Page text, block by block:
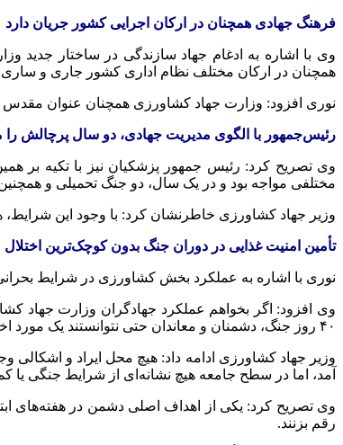
فرهنگ جهادی همچنان در ارکان اجرایی کشور جریان دارد
وی با اشاره به ادغام جهاد سازندگی در ساختار جدید
همچنان در ارکان مختلف نظام اداری کشور جاری و
نوری افزود: وزارت جهاد کشاورزی همچنان عنوان مقدس
رئیس‌جمهور با الگوی مدیریت جهادی، دو سال پرچالش را
وی تصریح کرد: رئیس جمهور پزشکیان نیز با تکیه بر
مختلفی مواجه بود و در یک سال، دو جنگ تحمیلی و
وزیر جهاد کشاورزی خاطرنشان کرد: با وجود این
تأمین امنیت غذایی در دوران جنگ بدون کوچک‌ترین اختلال
نوری با اشاره به عملکرد بخش کشاورزی در شرایط
وی افزود: اگر بخواهم عملکرد جهادگران وزارت جهاد
۴۰ روز جنگ، دشمنان و معاندان حتی نتوانستند یک مورد اختلال در تأمین کالاهای اساسی و امنیت غذایی کشور را به عنوان نقطه ضعف مطرح کنند.
وزیر جهاد کشاورزی ادامه داد: هیچ محل ایراد و اشکالی
آمد، اما در سطح جامعه هیچ نشانه‌ای از شرایط جنگی یا
وی تصریح کرد: یکی از اهداف اصلی دشمن در هفته‌های
رقم بزنند.